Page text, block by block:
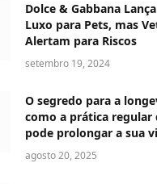
Dolce & Gabbana
Luxo para Pets, mas
Alertam para Riscos
setembro 19, 2024
O segredo para a
como a prática regular
pode prolongar a sua
agosto 20, 2025